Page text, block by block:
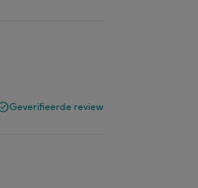
Geverifieerde review